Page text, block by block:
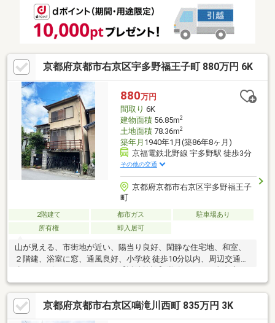
市立高雄小学校…約１９００ｍ・京都市立双ヶ丘中学校…約２９０
０ｍ・ローソン京都高雄店…約２８０ｍ
京都府京都市右京区宇多野福王子町 880万円 6K
880万円
間取り 6K
建物面積56.85m2
土地面積78.36m2
築年月 1940年1月(築86年8ヶ月)
京福電鉄北野線 宇多野駅 徒歩3分
その他の交通
京都府京都市右京区宇多野福王子
町
2階建て 都市ガス
駐車場あり
所有権
即入居可
山が見える、市街地が近い、陽当り良好、閑静な住宅地、和室、
２階建、浴室に窓、通風良好、小学校 徒歩10分以内、周辺交通量
少なめ、ビルトインガレージ【近隣施設】業務スーパー太秦店ま
で1070m 徒歩14分セブンイレブン京都福王子店まで580m 徒歩
8分スギ薬局常盤店まで890m 徒歩12分京都市立双ケ丘中学校ま
で1100m 徒歩14分京都市立宇多野小学校まで610m 徒歩8分御
室幼稚園まで450m 徒歩6分京都宇多野郵便局まで310m 徒歩4
京都府京都市右京区鳴滝川西町 835万円 3K